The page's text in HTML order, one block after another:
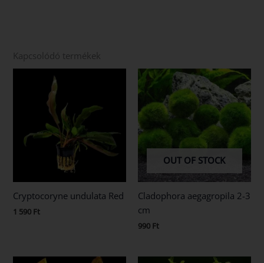
Kapcsolódó termékek
Cryptocoryne undulata Red
1 590 Ft
OUT OF STOCK
Cladophora aegagropila 2-3
cm
990 Ft